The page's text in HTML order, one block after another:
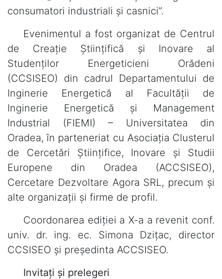
consumatori industriali și casnici”.
Evenimentul a fost organizat de Centrul
de Creație Științifică și Inovare al
Studenților Energeticieni Orădeni
(CCSISEO) din cadrul Departamentului de
Inginerie Energetică al Facultății de
Inginerie Energetică și Management
Industrial (FIEMI) – Universitatea din
Oradea, în parteneriat cu Asociația Clusterul
de Cercetări Științifice, Inovare și Studii
Europene din Oradea (ACCSISEO),
Cercetare Dezvoltare Agora SRL, precum și
alte organizații și firme de profil.
Coordonarea ediției a X-a a revenit conf.
univ. dr. ing. ec. Simona Dzițac, director
CCSISEO și președinta ACCSISEO.
Invitați și prelegeri